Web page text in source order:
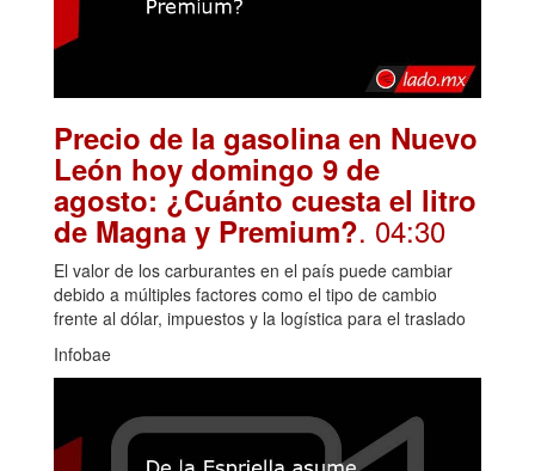
Precio de la gasolina en Nuevo
León hoy domingo 9 de
agosto: ¿Cuánto cuesta el litro
de Magna y Premium?. 04:30
El valor de los carburantes en el país puede cambiar
debido a múltiples factores como el tipo de cambio
frente al dólar, impuestos y la logística para el traslado
Infobae